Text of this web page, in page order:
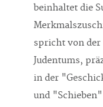
beinhaltet die
spricht von
Judentums,
in der
und